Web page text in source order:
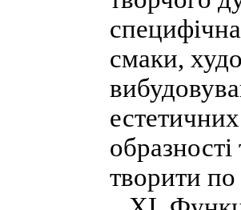
смаки,
творити по